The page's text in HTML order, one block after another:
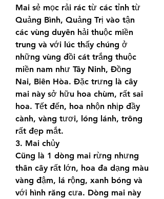
Mai sẻ mọc rải rác từ các tỉnh từ
Quảng Bình, Quảng Trị vào tận
các vùng duyên hải thuộc miền
trung và với lúc thấy chúng ở
những vùng đồi cát trắng thuộc
miền nam như Tây Ninh, Đồng
Nai, Biên Hòa. Đặc trưng là cây
mai này sở hữu hoa chùm, rất sai
hoa. Tết đến, hoa nhộn nhịp đầy
cành, vàng tươi, lóng lánh, trông
rất đẹp mắt.
3. Mai chủy
Cũng là 1 dòng mai rừng nhưng
thân cây rất lớn, hoa đa dạng màu
vàng đậm, lá rộng, xanh bóng và
với hình răng cưa. Dòng mai này